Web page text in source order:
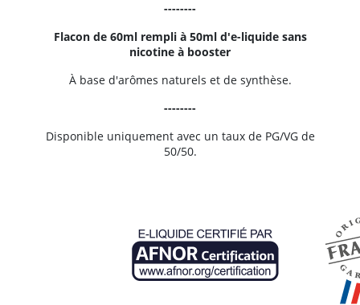
--------
Flacon de 60ml rempli à 50ml d'e-liquide sans
nicotine à booster
À base d'arômes naturels et de synthèse.
--------
Disponible uniquement avec un taux de PG/VG de
50/50.